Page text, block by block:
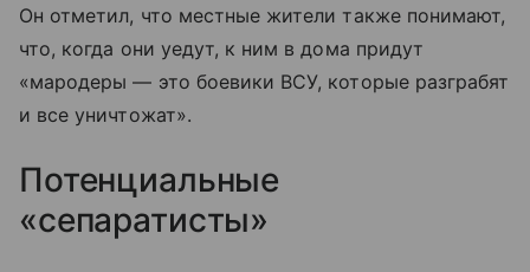
Он отметил, что местные жители также понимают,
что, когда они уедут, к ним в дома придут
«мародеры — это боевики ВСУ, которые разграбят
и все уничтожат».
Потенциальные
«сепаратисты»